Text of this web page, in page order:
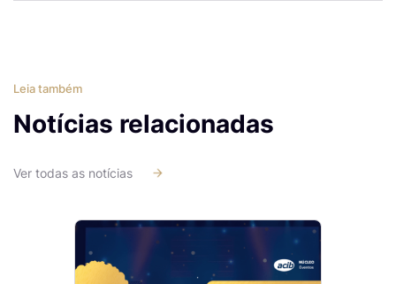
Leia também
Notícias relacionadas
Ver todas as notícias